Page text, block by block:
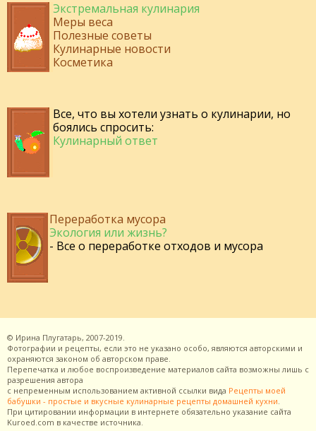
Экстремальная кулинария
Меры веса
Полезные советы
Кулинарные новости
Косметика
Все, что вы хотели узнать о кулинарии, но
боялись спросить:
Кулинарный ответ
Переработка мусора
Экология или жизнь?
- Все о переработке отходов и мусора
© Ирина Плугатарь, 2007-2019.
Фотографии и рецепты, если это не указано особо, являются авторскими и
охраняются законом об авторском праве.
Перепечатка и любое воспроизведение материалов сайта возможны лишь с
разрешения автора
с непременным использованием активной ссылки вида Рецепты моей
бабушки - простые и вкусные кулинарные рецепты домашней кухни.
При цитировании информации в интернете обязательно указание сайта
Kuroed.com в качестве источника.